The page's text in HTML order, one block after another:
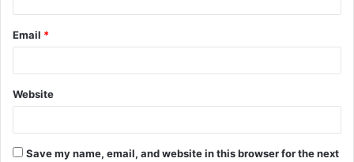
Email *
Website
Save my name, email, and website in this browser for the next